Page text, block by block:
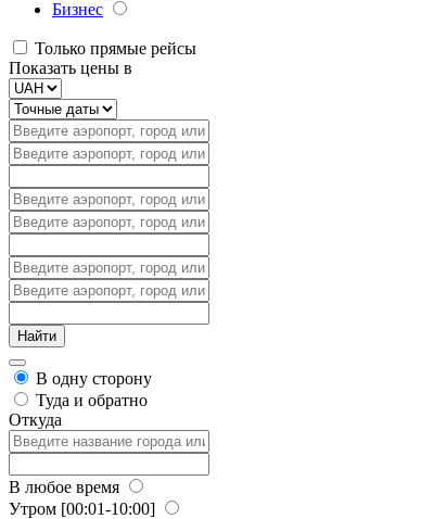
Бизнес
Только прямые рейсы
Показать цены в
В одну сторону
Туда и обратно
Откуда
В любое время
Утром [00:01-10:00]